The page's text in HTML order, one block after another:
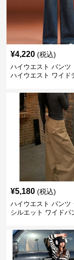
¥4,220 (税込)
ハイウエスト パンツ
ハイウエスト ワイド
¥5,180 (税込)
ハイウエスト パンツ
シルエット ワイドパ